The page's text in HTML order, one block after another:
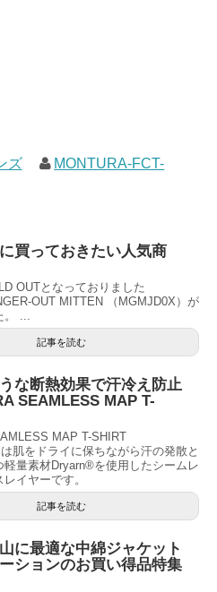
ズ
MONTURA-FCT-
買っておきたい人気商
OUTとなっておりました
OUT MITTEN （MGMJD0X）が
...
記事を読む
な断熱効果で汗冷え防止
SEAMLESS MAP T-
MAP T-SHIRT
は肌をドライに保ちながら汗の発散と
軽量素材Dryarn®を使用したシームレ
イヤーです。
記事を読む
に最適な中綿ジャケット
ーションのお買い得品特集